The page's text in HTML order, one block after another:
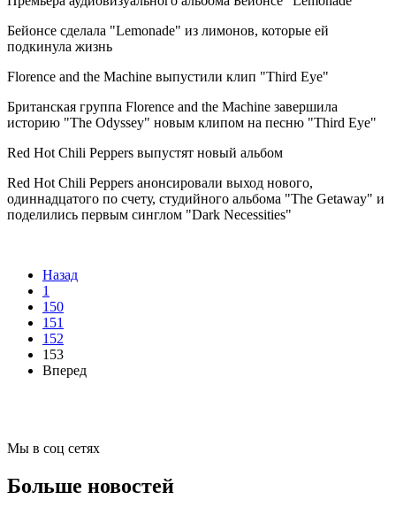
Бейонсе сделала "Lemonade" из лимонов, которые ей
подкинула жизнь
Florence and the Machine выпустили клип "Third Eye"
Британская группа Florence and the Machine завершила
историю "The Odyssey" новым клипом на песню "Third Eye"
Red Hot Chili Peppers выпустят новый альбом
Red Hot Chili Peppers анонсировали выход нового,
одиннадцатого по счету, студийного альбома "The Getaway" и
поделились первым синглом "Dark Necessities"
Назад
1
150
151
152
153
Вперед
Мы в соц сетях
Больше новостей